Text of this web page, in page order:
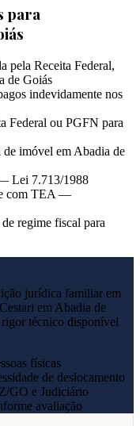
para
pela Receita Federal,
de Goiás
indevidamente nos
Federal ou PGFN para
imóvel em Abadia de
Lei 7.713/1988
com TEA —
regime fiscal para
jurídica familiar em
em Abadia de
técnico disponível
físicas
de deslocamento
GO e Judiciário
avaliação